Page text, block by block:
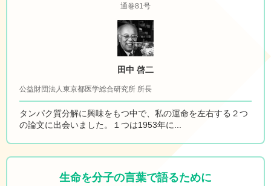
通巻81号
田中 啓二
公益財団法人東京都医学総合研究所 所長
タンパク質分解に興味をもつ中で、私の運命を左右する２つ
の論文に出会いました。１つは1953年に...
生命を分子の言葉で語るために